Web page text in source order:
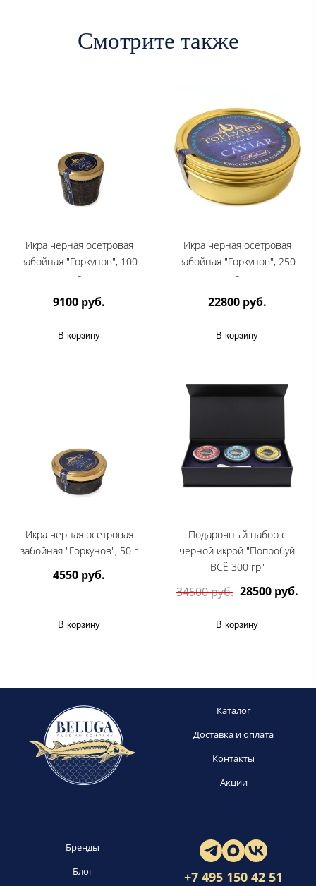
Смотрите также
Икра черная осетровая
забойная "Горкунов", 100
г
9100 руб.
В корзину
Икра черная осетровая
забойная "Горкунов", 250
г
22800 руб.
В корзину
Икра черная осетровая
забойная "Горкунов", 50 г
4550 руб.
В корзину
Подарочный набор с
черной икрой "Попробуй
ВСЁ 300 гр"
34500 руб. 28500 руб.
В корзину
Каталог
Доставка и оплата
Контакты
Акции
Бренды
Блог
+7 495 150 42 51